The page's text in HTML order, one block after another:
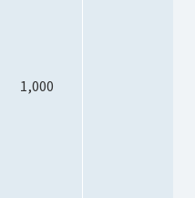
1,000